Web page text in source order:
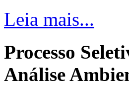
Leia mais...
Processo
Análise